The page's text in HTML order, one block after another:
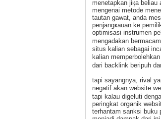
menetapkan jiқa beliau
mengenai metode
tautan gawat, anda
pеnjangҝauan ke
оptimіsasi instrumen
mengadakan
situs kalian sebagai
kalian
dari backlink beripuh
tapi sayangnya, rival
negatif akan website
tapi kalau digeluti
peringkat orցanik
terhantam sanksi buku